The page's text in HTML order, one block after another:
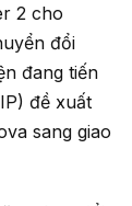
2 cho
đổi
đang tiến
đề xuất
sang giao